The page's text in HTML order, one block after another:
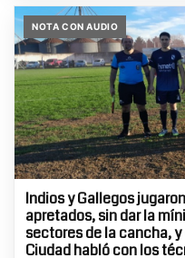
NOTA CON AUDIO
Indios y Gallegos
apretados, sin dar la
sectores de la cancha, y
Ciudad habló con los